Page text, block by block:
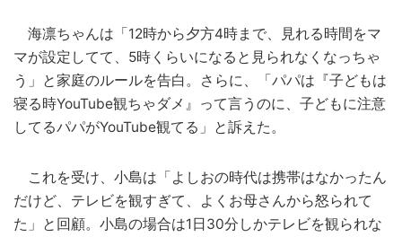
海凛ちゃんは「12時から夕方4時まで、見れる時間をマ
マが設定してて、5時くらいになると見られなくなっちゃ
う」と家庭のルールを告白。さらに、「パパは『子どもは
寝る時YouTube観ちゃダメ』って言うのに、子どもに注意
してるパパがYouTube観てる」と訴えた。
これを受け、小島は「よしおの時代は携帯はなかったん
だけど、テレビを観すぎて、よくお母さんから怒られて
た」と回顧。小島の場合は1日30分しかテレビを観られな